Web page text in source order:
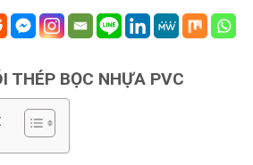
THÉP BỌC NHỰA PVC